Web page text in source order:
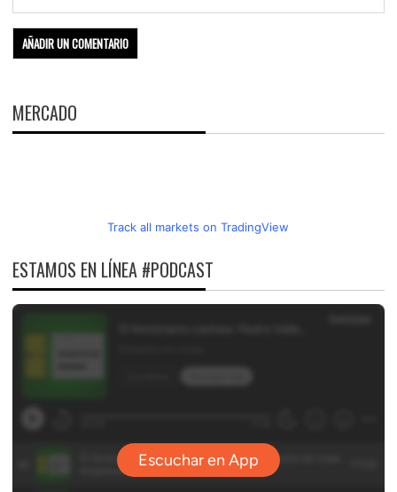
MERCADO
Track all markets on TradingView
ESTAMOS EN LÍNEA #PODCAST